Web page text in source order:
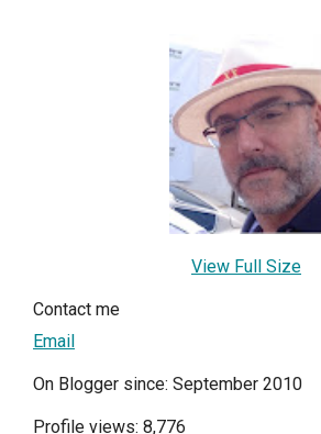
View Full Size
Contact me
Email
On Blogger since: September 2010
Profile views: 8,776